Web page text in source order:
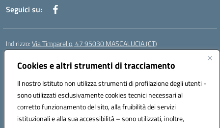
Cookies e altri strumenti di tracciamento
Il nostro Istituto non utilizza strumenti di profilazione degli utenti -
sono utilizzati esclusivamente cookies tecnici necessari al
corretto funzionamento del sito, alla fruibilità dei servizi
istituzionali e alla sua accessibilità – sono utilizzati, inoltre,
Seguici su:
Indirizzo:Via Timparello, 47 95030 MASCALUCIA (CT)
Centralino:
Posta elettronica certificata (PEC):ctic8bc002@pec.istruzione.it
Codice fiscale: 93238350875
Codice meccanografico:ctic8bc002
Codice Indice delle Pubbliche Amministrazioni (IPA): istsc_ctic8bc002
Codice unico di fatturazione (CUF): 2PO2JW